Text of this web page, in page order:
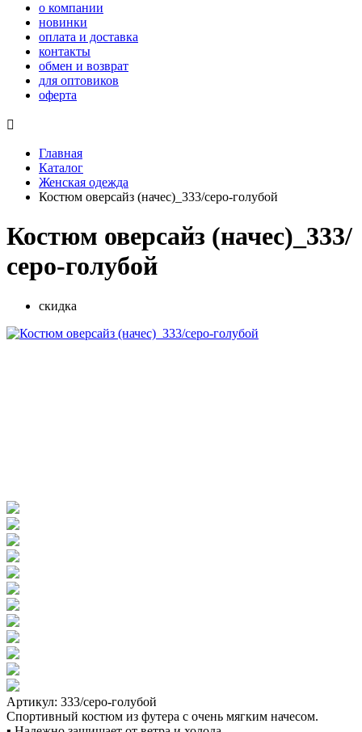
о компании
новинки
оплата и доставка
контакты
обмен и возврат
для оптовиков
оферта

Главная
Каталог
Женская одежда
Костюм оверсайз (начес)_333/серо-голубой
Костюм оверсайз (начес)_333/
серо-голубой
скидка
Артикул: 333/серо-голубой
Спортивный костюм из футера с очень мягким начесом.